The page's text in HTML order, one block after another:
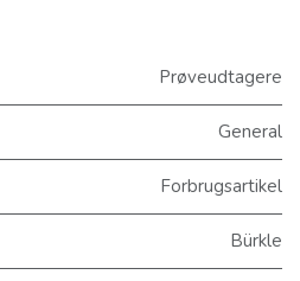
Prøveudtagere
General
Forbrugsartikel
Bürkle